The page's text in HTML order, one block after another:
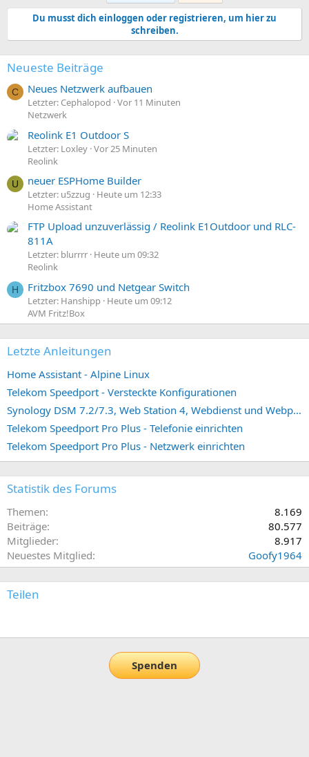
Du musst dich einloggen oder registrieren, um hier zu
schreiben.
Neueste Beiträge
C Neues Netzwerk aufbauen
Letzter: Cephalopod Vor 11 Minuten
Netzwerk
Reolink E1 Outdoor S
Letzter: Loxley Vor 25 Minuten
Reolink
U neuer ESPHome Builder
Letzter: u5zzug
Heute um 12:33
Home Assistant
FTP Upload unzuverlässig / Reolink E1Outdoor und RLC-
811A
Letzter: blurrrr Heute um 09:32
Reolink
H Fritzbox 7690 und Netgear Switch
Letzter: Hanshipp Heute um 09:12
AVM Fritz!Box
Letzte Anleitungen
Home Assistant - Alpine Linux
Telekom Speedport - Versteckte Konfigurationen
Synology DSM 7.2/7.3, Web Station 4, Webdienst und Webportal erstellen (ehemals vHost)
Telekom Speedport Pro Plus - Telefonie einrichten
Telekom Speedport Pro Plus - Netzwerk einrichten
Statistik des Forums
Themen
8.169
Beiträge
80.577
Mitglieder
8.917
Neuestes Mitglied
Goofy1964
Teilen
Spenden